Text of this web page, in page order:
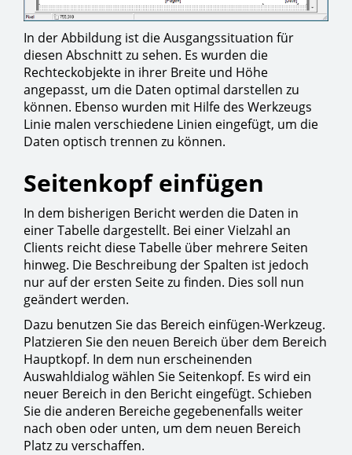
In der Abbildung ist die Ausgangssituation für
diesen Abschnitt zu sehen. Es wurden die
Rechteckobjekte in ihrer Breite und Höhe
angepasst, um die Daten optimal darstellen zu
können. Ebenso wurden mit Hilfe des Werkzeugs
Linie malen verschiedene Linien eingefügt, um die
Daten optisch trennen zu können.
Seitenkopf einfügen
In dem bisherigen Bericht werden die Daten in
einer Tabelle dargestellt. Bei einer Vielzahl an
Clients reicht diese Tabelle über mehrere Seiten
hinweg. Die Beschreibung der Spalten ist jedoch
nur auf der ersten Seite zu finden. Dies soll nun
geändert werden.
Dazu benutzen Sie das Bereich einfügen-Werkzeug.
Platzieren Sie den neuen Bereich über dem Bereich
Hauptkopf. In dem nun erscheinenden
Auswahldialog wählen Sie Seitenkopf. Es wird ein
neuer Bereich in den Bericht eingefügt. Schieben
Sie die anderen Bereiche gegebenenfalls weiter
nach oben oder unten, um dem neuen Bereich
Platz zu verschaffen.